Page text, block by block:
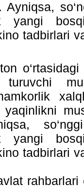
yangi
tadbirlari
turuvchi
yangi
tadbirlari
rahbarlari